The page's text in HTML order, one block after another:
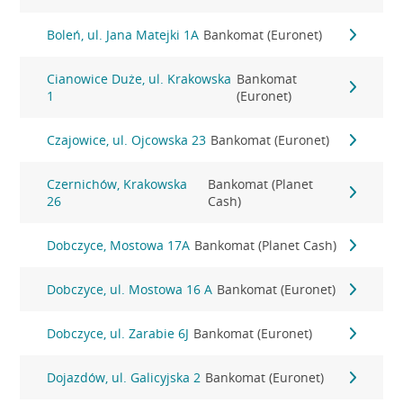
Boleń, ul. Jana Matejki 1A Bankomat (Euronet)
Cianowice Duże, ul. Krakowska
1
Bankomat
(Euronet)
Czajowice, ul. Ojcowska 23 Bankomat (Euronet)
Czernichów, Krakowska
26
Bankomat (Planet
Cash)
Dobczyce, Mostowa 17A Bankomat (Planet Cash)
Dobczyce, ul. Mostowa 16 A Bankomat (Euronet)
Dobczyce, ul. Zarabie 6J Bankomat (Euronet)
Dojazdów, ul. Galicyjska 2 Bankomat (Euronet)